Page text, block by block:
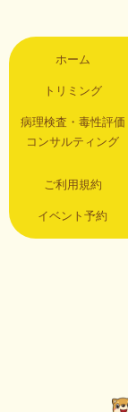
ホーム
トリミング
病理検査・毒性評価
コンサルティング
ご利用規約
イベント予約